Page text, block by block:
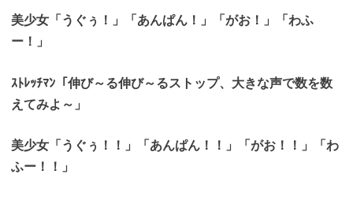
美少女「うぐぅ！」「あんぱん！」「がお！」「わふ
ー！」
ｽﾄﾚｯﾁﾏﾝ「伸び～る伸び～るストップ、大きな声で数を数
えてみよ～」
美少女「うぐぅ！！」「あんぱん！！」「がお！！」「わ
ふー！！」